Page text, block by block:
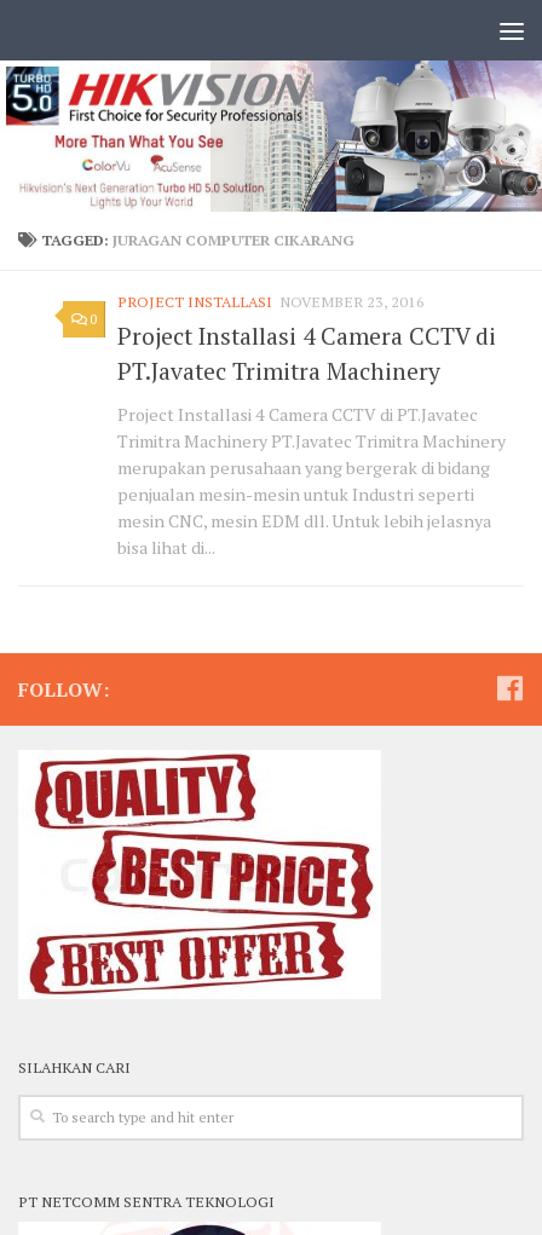
TAGGED:JURAGAN COMPUTER CIKARANG
0
PROJECT INSTALLASI NOVEMBER 23, 2016
Project Installasi 4 Camera CCTV di
PT.Javatec Trimitra Machinery
Project Installasi 4 Camera CCTV di PT.Javatec
Trimitra Machinery PT.Javatec Trimitra Machinery
merupakan perusahaan yang bergerak di bidang
penjualan mesin-mesin untuk Industri seperti
mesin CNC, mesin EDM dll. Untuk lebih jelasnya
bisa lihat di...
FOLLOW:
SILAHKAN CARI
PT NETCOMM SENTRA TEKNOLOGI